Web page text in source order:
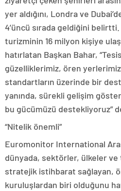
yer aldığını, Londra ve
4’üncü sırada geldiğini belirtti.
turizminin 16 milyon kişiye
hatırlatan Başkan Bahar,
güzelliklerimiz, ören
standartların üzerinde bir
yanında, sürekli gelişim
bu gücümüzü destekliyoruz”
“Nitelik önemli”
Euromonitor International
dünyada, sektörler, ülkeler
stratejik istihbarat sağlayan,
kuruluşlardan biri olduğunu